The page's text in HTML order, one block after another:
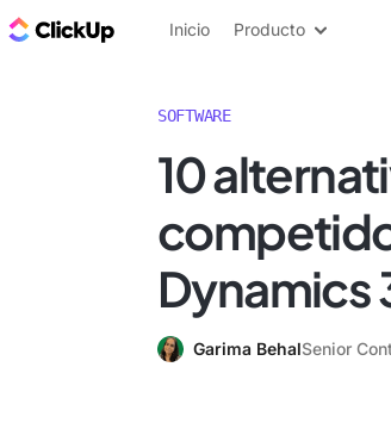
ClickUp Blog
Inicio Producto
SOFTWARE
10
Dynamics
Garima BehalSenior